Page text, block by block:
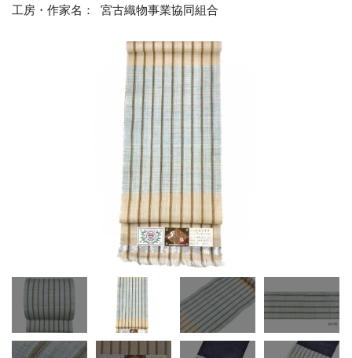
宮古織物事業協同組合